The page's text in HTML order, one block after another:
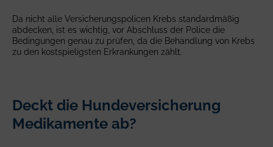
Da nicht alle Versicherungspolicen Krebs standardmäßig
abdecken, ist es wichtig, vor Abschluss der Police die
Bedingungen genau zu prüfen, da die Behandlung von Krebs
zu den kostspieligsten Erkrankungen zählt.
Deckt die Hundeversicherung
Medikamente ab?